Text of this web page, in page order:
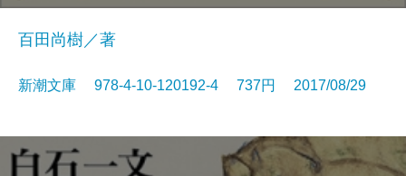
百田尚樹／著
新潮文庫 978-4-10-120192-4 737円 2017/08/29